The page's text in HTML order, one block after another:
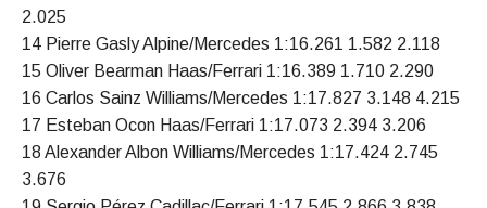
2.025
14 Pierre Gasly Alpine/Mercedes 1:16.261 1.582 2.118
15 Oliver Bearman Haas/Ferrari 1:16.389 1.710 2.290
16 Carlos Sainz Williams/Mercedes 1:17.827 3.148 4.215
17 Esteban Ocon Haas/Ferrari 1:17.073 2.394 3.206
18 Alexander Albon Williams/Mercedes 1:17.424 2.745
3.676